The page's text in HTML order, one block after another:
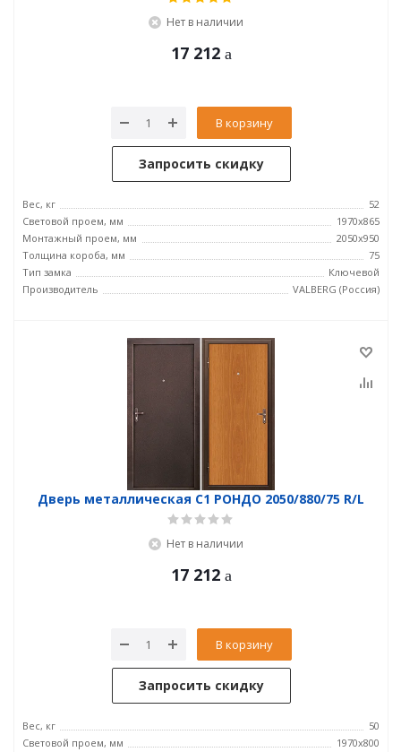
Нет в наличии
17 212
В корзину
Запросить скидку
Вес, кг
52
Световой проем, мм
1970x865
Монтажный проем, мм
2050x950
Толщина короба, мм
75
Тип замка
Ключевой
Производитель
VALBERG (Россия)
Дверь металлическая С1 РОНДО 2050/880/75 R/L
Нет в наличии
17 212
В корзину
Запросить скидку
Вес, кг
50
Световой проем, мм
1970x800